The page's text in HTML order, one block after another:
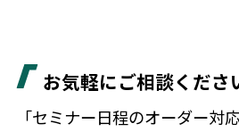
お気軽にご相談くださ
「セミナー日程のオーダー対